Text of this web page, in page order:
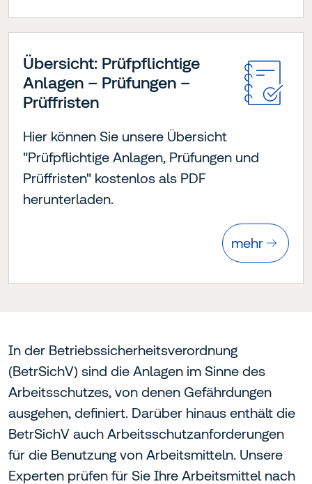
Übersicht: Prüfpflichtige
Anlagen – Prüfungen –
Prüffristen
Hier können Sie unsere Übersicht
"Prüfpflichtige Anlagen, Prüfungen und
Prüffristen" kostenlos als PDF
herunterladen.
mehr
In der Betriebssicherheitsverordnung
(BetrSichV) sind die Anlagen im Sinne des
Arbeitsschutzes, von denen Gefährdungen
ausgehen, definiert. Darüber hinaus enthält die
BetrSichV auch Arbeitsschutzanforderungen
für die Benutzung von Arbeitsmitteln. Unsere
Experten prüfen für Sie Ihre Arbeitsmittel nach